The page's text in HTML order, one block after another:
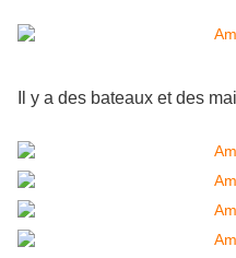
Il y a des bateaux et des